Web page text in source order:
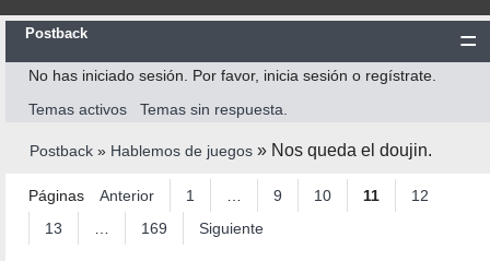
Postback
Inicio
Postback
Reglas
Búsqueda
Registrarte
No has iniciado sesión.
Por favor, inicia sesión o regístrate.
Temas activos
Temas sin respuesta.
Postback » Hablemos de juegos » Nos queda el doujin.
Páginas Anterior 1 9 10 11
12
13
169 Siguiente